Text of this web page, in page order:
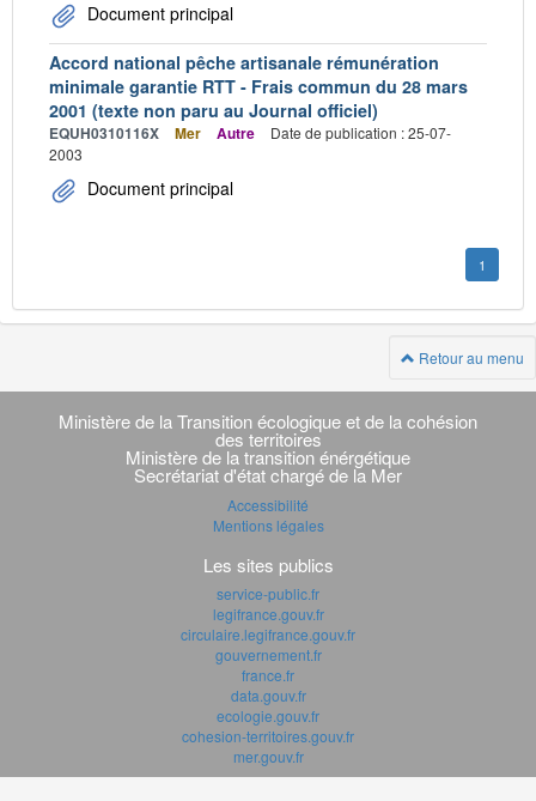
Document principal
Accord national pêche artisanale rémunération
minimale garantie RTT - Frais commun du 28 mars
2001 (texte non paru au Journal officiel)
EQUH0310116X Mer Autre
Date de publication : 25-07-
2003
Document principal
1
Retour au menu
Navigation
transverse
Ministère de la Transition écologique et de la cohésion
des territoires
Ministère de la transition énérgétique
Secrétariat d'état chargé de la Mer
Accessibilité
Mentions légales
Les sites publics
service-public.fr
legifrance.gouv.fr
circulaire.legifrance.gouv.fr
gouvernement.fr
france.fr
data.gouv.fr
ecologie.gouv.fr
cohesion-territoires.gouv.fr
mer.gouv.fr